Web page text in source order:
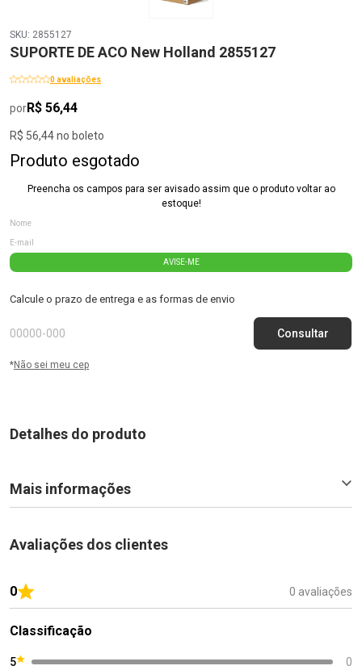
SKU: 2855127
SUPORTE DE ACO New Holland 2855127
0 avaliações
porR$ 56,44
R$ 56,44 no boleto
Produto esgotado
Preencha os campos para ser avisado assim que o produto voltar ao
estoque!
AVISE-ME
Calcule o prazo de entrega e as formas de envio
*Não sei meu cep
Detalhes do produto
Mais informações
Avaliações dos clientes
0 0 avaliações
Classificação
5
0